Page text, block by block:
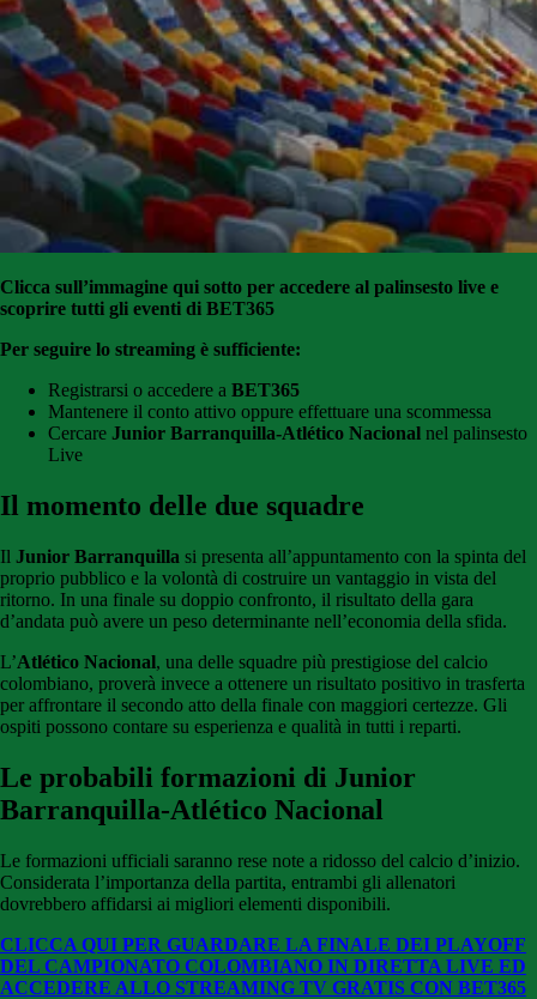
Clicca sull’immagine qui sotto per accedere al palinsesto live e
scoprire tutti gli eventi di BET365
Per seguire lo streaming è sufficiente:
Registrarsi o accedere a BET365
Mantenere il conto attivo oppure effettuare una scommessa
Cercare Junior Barranquilla-Atlético Nacional nel palinsesto
Live
Il momento delle due squadre
Il Junior Barranquilla si presenta all’appuntamento con la spinta del
proprio pubblico e la volontà di costruire un vantaggio in vista del
ritorno. In una finale su doppio confronto, il risultato della gara
d’andata può avere un peso determinante nell’economia della sfida.
L’Atlético Nacional, una delle squadre più prestigiose del calcio
colombiano, proverà invece a ottenere un risultato positivo in trasferta
per affrontare il secondo atto della finale con maggiori certezze. Gli
ospiti possono contare su esperienza e qualità in tutti i reparti.
Le probabili formazioni di Junior
Barranquilla-Atlético Nacional
Le formazioni ufficiali saranno rese note a ridosso del calcio d’inizio.
Considerata l’importanza della partita, entrambi gli allenatori
dovrebbero affidarsi ai migliori elementi disponibili.
CLICCA QUI PER GUARDARE LA FINALE DEI PLAYOFF
DEL CAMPIONATO COLOMBIANO IN DIRETTA LIVE ED
ACCEDERE ALLO STREAMING TV GRATIS CON BET365